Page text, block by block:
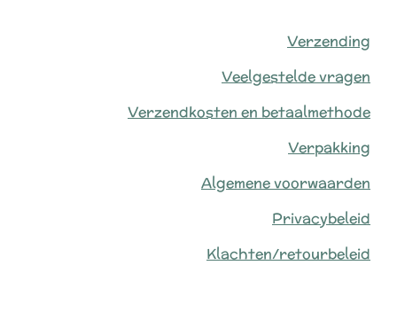
Verzending
Veelgestelde vragen
Verzendkosten en betaalmethode
Verpakking
Algemene voorwaarden
Privacybeleid
Klachten/retourbeleid